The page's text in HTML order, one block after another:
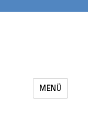
MENÜ